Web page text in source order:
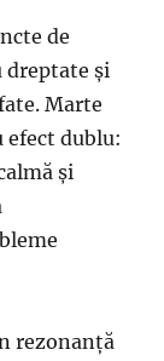
de
dreptate şi
Marte
efect dublu:
şi
rezonanţă